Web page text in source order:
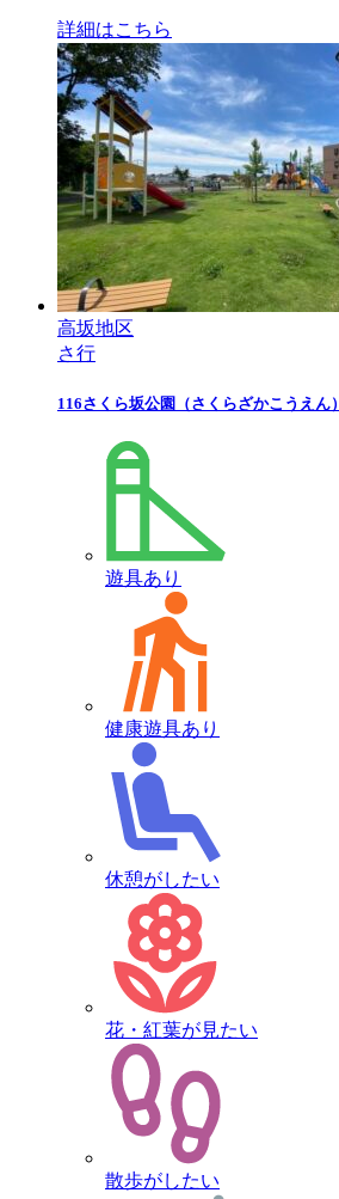
詳細はこちら
高坂地区
さ行
116さくら坂公園 （さくらざかこうえん）
遊具あり
健康遊具あり
休憩がしたい
花・紅葉が見たい
散歩がしたい